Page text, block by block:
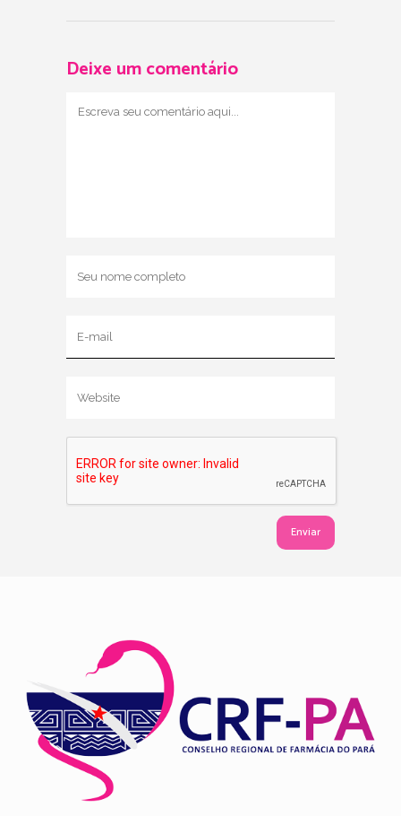
Deixe um comentário